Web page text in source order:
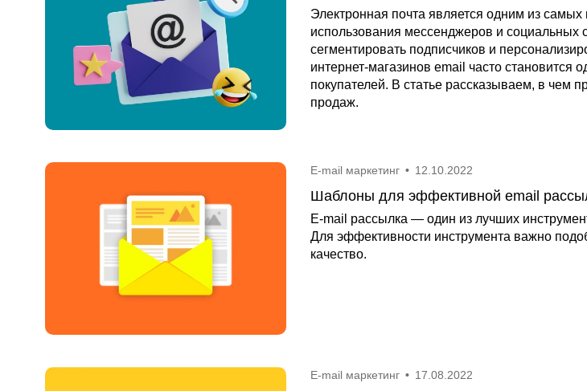
Электронная почта является одним из
использования мессенджеров и социальных
сегментировать подписчиков и
интернет-магазинов email часто становится
покупателей. В статье рассказываем, в чем
продаж.
E-mail маркетинг • 12.10.2022
Шаблоны для эффективной email
E-mail рассылка — один из лучших
Для эффективности инструмента важно
качество.
E-mail маркетинг • 17.08.2022